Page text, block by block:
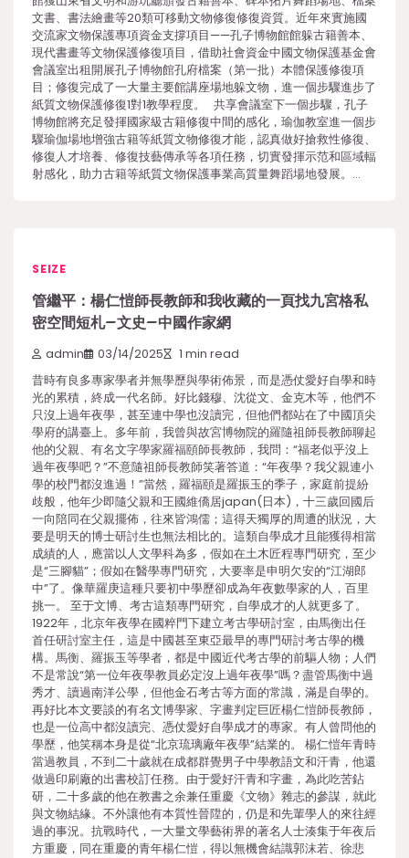
文書、書法繪畫等20類可移動文物修復修復資質。近年來實施國
交流家文物保護專項資金支撐項目——孔子博物館館躲古籍善本、
現代書畫等文物保護修復項目，借助社會資金中國文物保護基金會
會議室出租開展孔子博物館孔府檔案（第一批）本體保護修復項
目；修復完成了一大量主要館講座場地躲文物，進一個步驟進步了
紙質文物保護修復1對1教學程度。 共享會議室下一個步驟，孔子
博物館將充足發揮國家級古籍修復中間的感化，瑜伽教室進一個步
驟瑜伽場地增強古籍等紙質文物修復才能，認真做好搶救性修復、
修復人才培養、修復技藝傳承等各項任務，切實發揮示范和區域輻
射感化，助力古籍等紙質文物保護事業高質量舞蹈場地發展。…
SEIZE
管繼平：楊仁愷師長教師和我收藏的一頁找九宮格私
密空間短札–文史–中國作家網
admin 03/14/2025 1 min read
昔時有良多專家學者并無學歷與學術佈景，而是憑仗愛好自學和時
光的累積，終成一代名師。好比錢穆、沈從文、金克木等，他們不
只沒上過年夜學，甚至連中學也沒讀完，但他們都站在了中國頂尖
學府的講臺上。多年前，我曾與故宮博物院的羅隨祖師長教師聊起
他的父親、有名文字學家羅福頤師長教師，我問：“福老似乎沒上
過年夜學吧？”不意隨祖師長教師笑著答道：“年夜學？我父親連小
學的校門都沒進過！”當然，羅福頤是羅振玉的季子，家庭前提紛
歧般，他年少即隨父親和王國維僑居japan(日本)，十三歲回國后
一向陪同在父親擺佈，往來皆鴻儒；這得天獨厚的周遭的狀況，大
要是明天的博士研討生也無法相比的。這類自學成才且能獲得相當
成績的人，應當以人文學科為多，假如在土木匠程專門研究，至少
是“三腳貓”；假如在醫學專門研究，大要率是申明欠安的“江湖郎
中”了。像華羅庚這種只要初中學歷卻成為年夜數學家的人，百里
挑一。 至于文博、考古這類專門研究，自學成才的人就更多了。
1922年，北京年夜學在國粹門下建立考古學研討室，由馬衡出任
首任研討室主任，這是中國甚至東亞最早的專門研討考古學的機
構。馬衡、羅振玉等學者，都是中國近代考古學的前驅人物；人們
不是常說“第一位年夜學教員必定沒上過年夜學”嗎？盡管馬衡中過
秀才、讀過南洋公學，但他金石考古等方面的常識，滿是自學的。
再好比本文要談的有名文博學家、字畫判定巨匠楊仁愷師長教師，
也是一位高中都沒讀完、憑仗愛好自學成才的專家。有人曾問他的
學歷，他笑稱本身是從“北京琉璃廠年夜學”結業的。 楊仁愷年青時
當過教員，不到二十歲就在成都群覺男子中學教語文和汗青，他還
做過印刷廠的出書校訂任務。由于愛好汗青和字畫，為此吃苦鉆
研，二十多歲的他在教書之余兼任重慶《文物》雜志的參謀，就此
與文物結緣。不外讓他有本質性晉陞的，仍是和先輩學人的來往經
過的事況。抗戰時代，一大量文學藝術界的著名人士湊集于年夜后
方重慶，同在重慶的青年楊仁愷，得以無機會結識郭沫若、徐悲